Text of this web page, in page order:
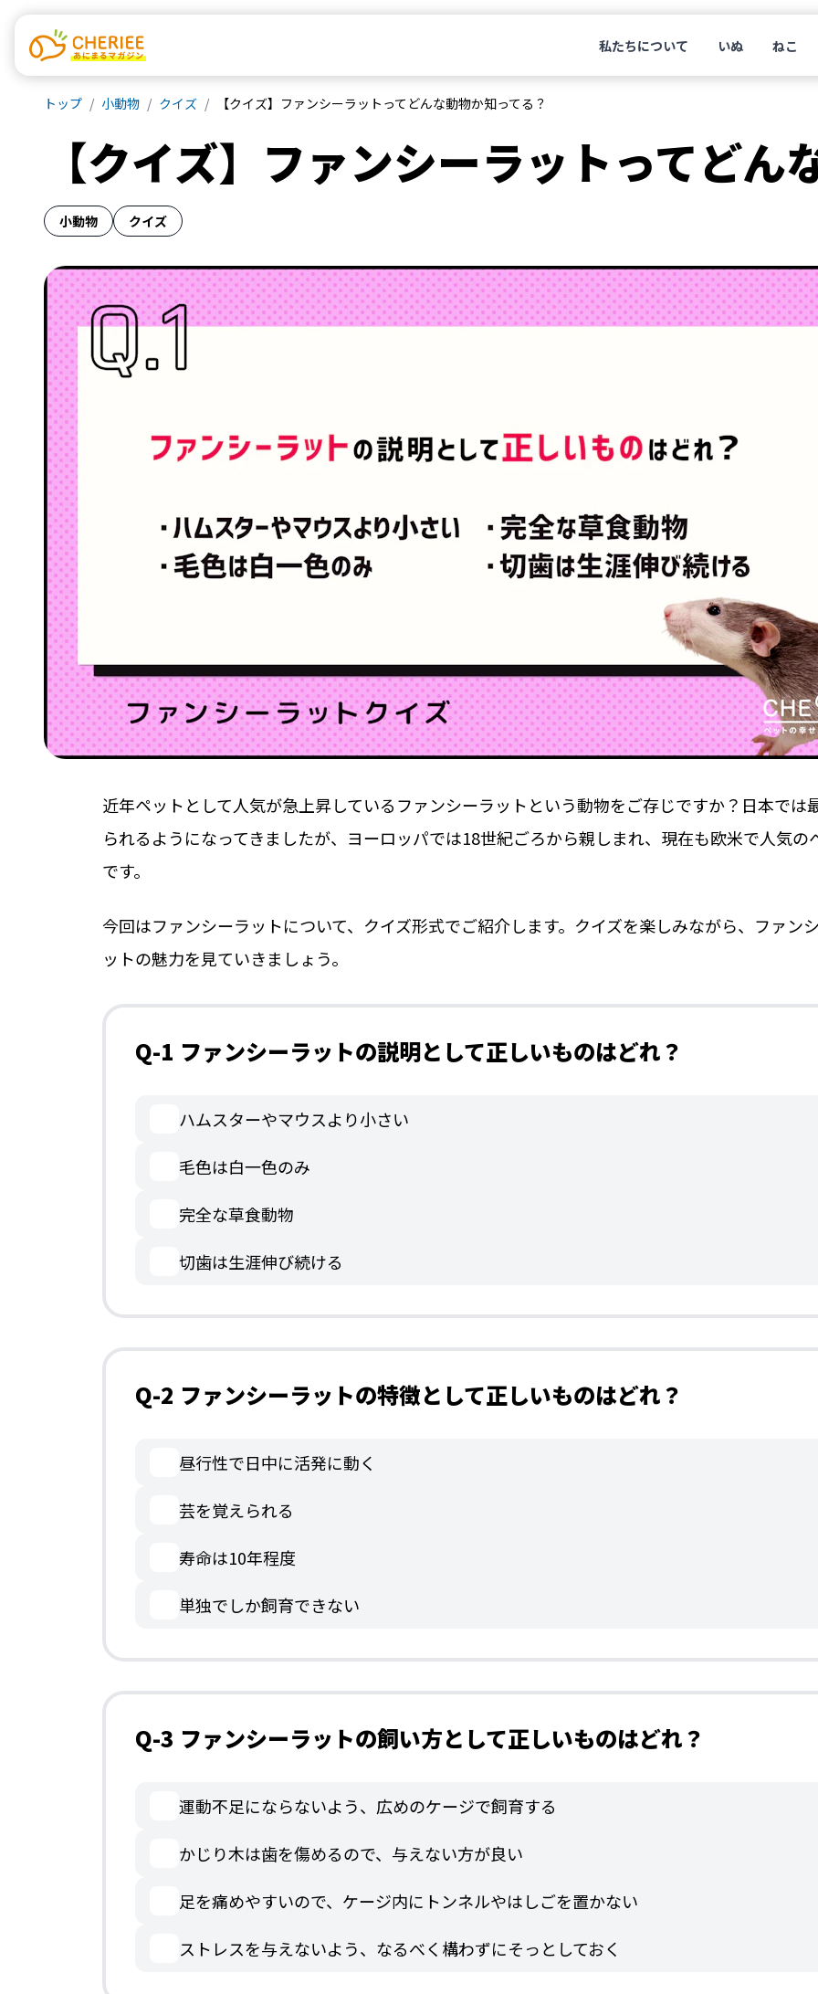
私たちについて いぬ ねこ
トップ 小動物 クイズ 【クイズ】ファンシーラットってどんな動物か知ってる？
【クイズ】ファンシーラットってどん
小動物 クイズ
近年ペットとして人気が急上昇しているファンシーラットという動物をご存じですか？日本では
られるようになってきましたが、ヨーロッパでは18世紀ごろから親しまれ、現在も欧米で人気の
です。
今回はファンシーラットについて、クイズ形式でご紹介します。クイズを楽しみながら、ファン
ットの魅力を見ていきましょう。
Q-1 ファンシーラットの説明として正しいものはどれ？
ハムスターやマウスより小さい
毛色は白一色のみ
完全な草食動物
切歯は生涯伸び続ける
Q-2 ファンシーラットの特徴として正しいものはどれ？
昼行性で日中に活発に動く
芸を覚えられる
寿命は10年程度
単独でしか飼育できない
Q-3 ファンシーラットの飼い方として正しいものはどれ？
運動不足にならないよう、広めのケージで飼育する
かじり木は歯を傷めるので、与えない方が良い
足を痛めやすいので、ケージ内にトンネルやはしごを置かない
ストレスを与えないよう、なるべく構わずにそっとしておく